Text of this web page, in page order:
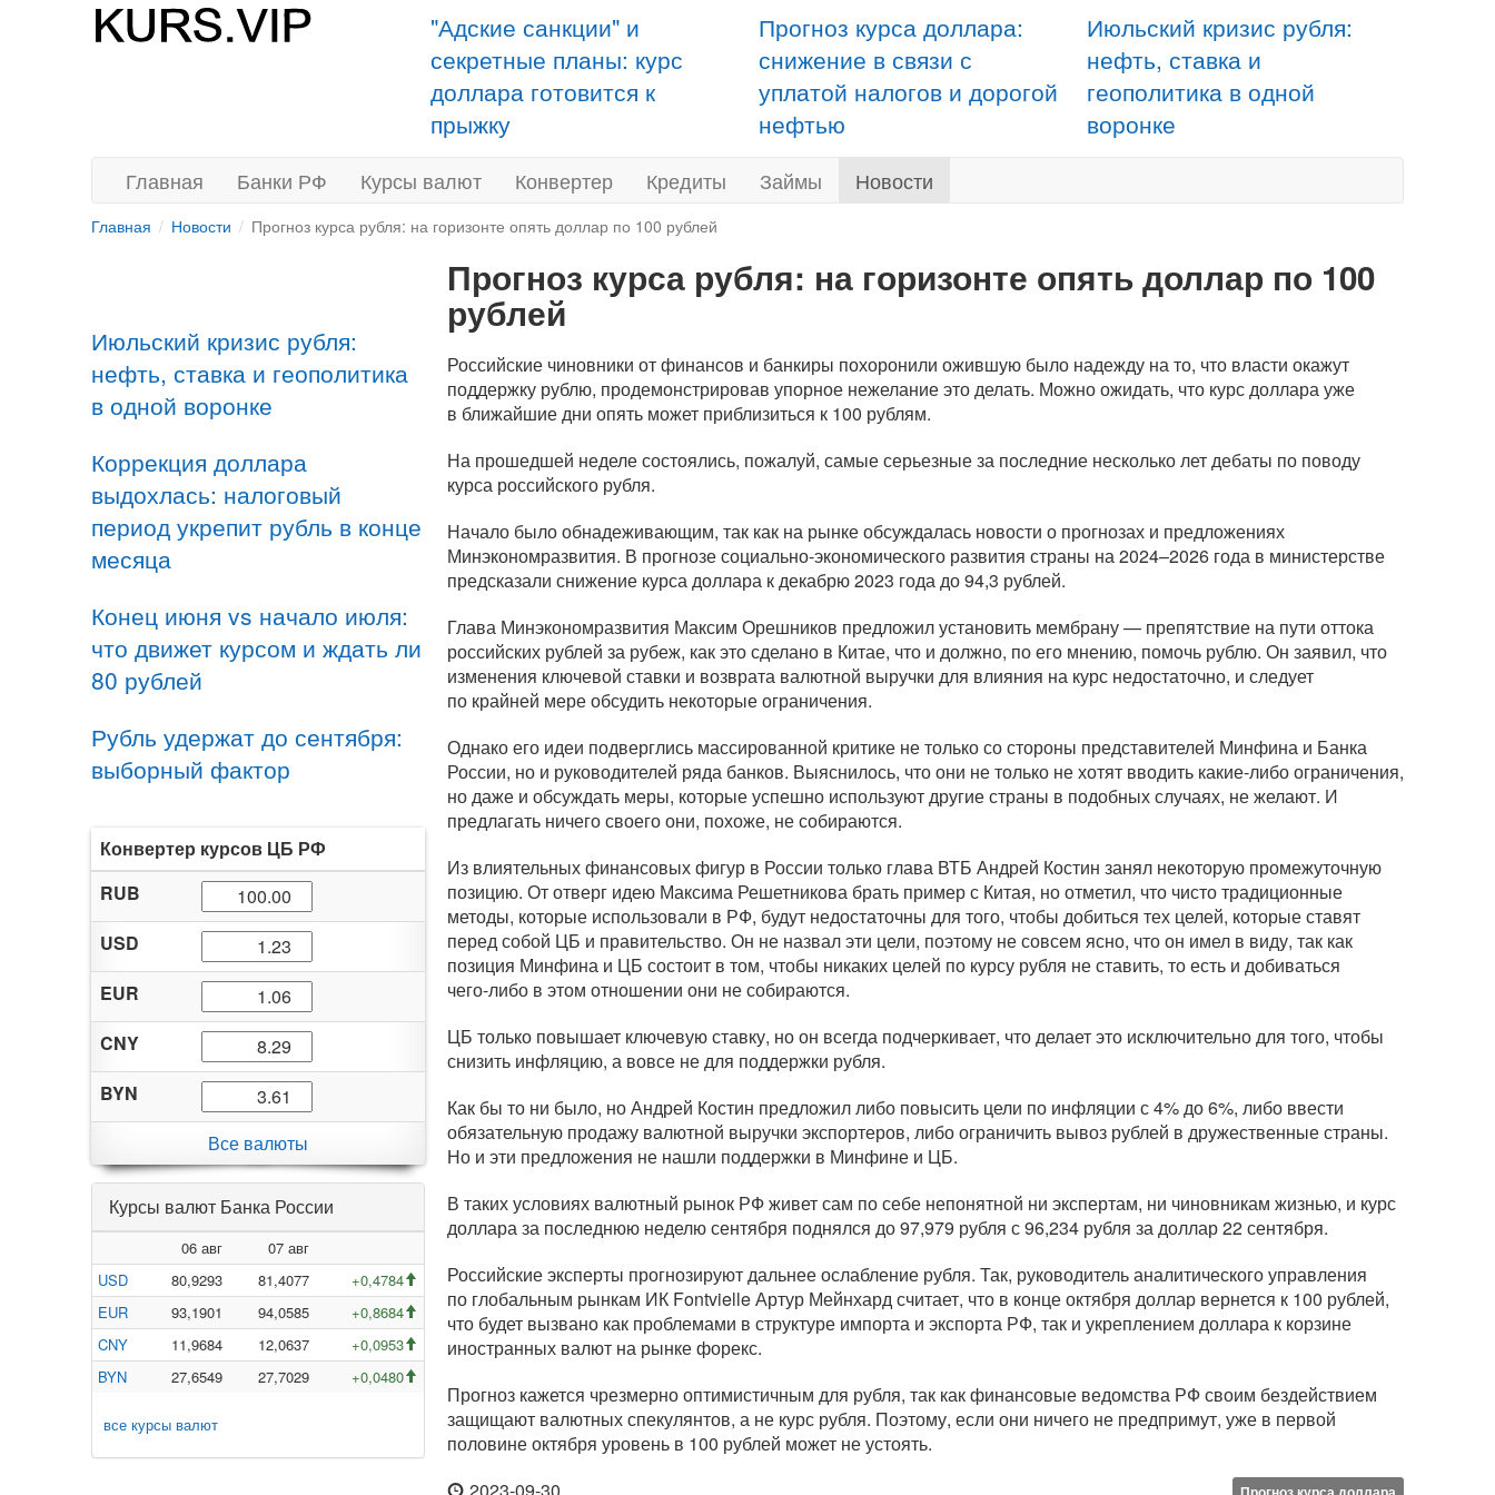
"Адские санкции" и
секретные планы: курс
доллара готовится к
прыжку
Прогноз курса доллара:
снижение в связи с
уплатой налогов и дорогой
нефтью
Июльский кризис рубля:
нефть, ставка и
геополитика в одной
воронке
Главная Банки РФ Курсы валют Конвертер Кредиты Займы Новости
Главная Новости Прогноз курса рубля: на горизонте опять доллар по 100 рублей
Июльский кризис рубля:
нефть, ставка и геополитика
в одной воронке
Коррекция доллара
выдохлась: налоговый
период укрепит рубль в конце
месяца
Конец июня vs начало июля:
что движет курсом и ждать ли
80 рублей
Рубль удержат до сентября:
выборный фактор
Конвертер курсов ЦБ РФ
RUB
USD
EUR
CNY
BYN
Все валюты
Курсы валют Банка России
06 авг
07 авг
USD
80,9293 81,4077
+0,4784
EUR
93,1901 94,0585
+0,8684
CNY
11,9684 12,0637
+0,0953
BYN
27,6549 27,7029 +0,0480
все курсы валют
Прогноз курса рубля: на горизонте опять доллар по 100
рублей
Российские чиновники от финансов и банкиры похоронили ожившую было надежду на то, что власти окажут
поддержку рублю, продемонстрировав упорное нежелание это делать. Можно ожидать, что курс доллара уже
в ближайшие дни опять может приблизиться к 100 рублям.
На прошедшей неделе состоялись, пожалуй, самые серьезные за последние несколько лет дебаты по поводу
курса российского рубля.
Начало было обнадеживающим, так как на рынке обсуждалась новости о прогнозах и предложениях
Минэкономразвития. В прогнозесоциально-экономического развития страны на 2024–2026 года в министерстве
предсказали снижение курса доллара к декабрю 2023 года до 94,3 рублей.
Глава Минэкономразвития Максим Орешников предложил установить мембрану — препятствие на пути оттока
российских рублей за рубеж, как это сделано в Китае, что и должно, по его мнению, помочь рублю. Он заявил, что
изменения ключевой ставки и возврата валютной выручки для влияния на курс недостаточно, и следует
по крайней мере обсудить некоторые ограничения.
Однако его идеи подверглись массированной критике не только со стороны представителей Минфина и Банка
России, но и руководителей ряда банков. Выяснилось, что они не только не хотят вводить какие-либоограничения,
но даже и обсуждать меры, которые успешно используют другие страны в подобных случаях, не желают. И
предлагать ничего своего они, похоже, не собираются.
Из влиятельных финансовых фигур в России только глава ВТБ Андрей Костин занял некоторую промежуточную
позицию. От отверг идею Максима Решетникова брать пример с Китая, но отметил, что чисто традиционные
методы, которые использовали в РФ, будут недостаточны для того, чтобы добиться тех целей, которые ставят
перед собой ЦБ и правительство. Он не назвал эти цели, поэтому не совсем ясно, что он имел в виду, так как
позиция Минфина и ЦБ состоит в том, чтобы никаких целей по курсу рубля не ставить, то есть и добиваться
чего-либо в этом отношении они не собираются.
ЦБ только повышает ключевую ставку, но он всегда подчеркивает, что делает это исключительно для того, чтобы
снизить инфляцию, а вовсе не для поддержки рубля.
Как бы то ни было, но Андрей Костин предложил либо повысить цели по инфляции с 4% до 6%, либо ввести
обязательную продажу валютной выручки экспортеров, либо ограничить вывоз рублей в дружественные страны.
Но и эти предложения не нашли поддержки в Минфине и ЦБ.
В таких условиях валютный рынок РФ живет сам по себе непонятной ни экспертам, ни чиновникам жизнью, и курс
доллара за последнюю неделю сентября поднялся до 97,979 рубля с 96,234 рубля за доллар 22 сентября.
Российские эксперты прогнозируют дальнее ослабление рубля. Так, руководитель аналитического управления
по глобальным рынкам ИК Fontvielle Артур Мейнхард считает, что в конце октября доллар вернется к 100 рублей,
что будет вызвано как проблемами в структуре импорта и экспорта РФ, так и укреплением доллара к корзине
иностранных валют на рынке форекс.
Прогноз кажется чрезмерно оптимистичным для рубля, так как финансовые ведомства РФ своим бездействием
защищают валютных спекулянтов, а не курс рубля. Поэтому, если они ничего не предпримут, уже в первой
половине октября уровень в 100 рублей может не устоять.